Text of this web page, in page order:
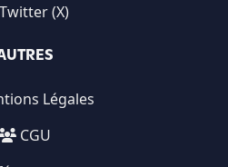
Twitter (X)
Légales
CGU